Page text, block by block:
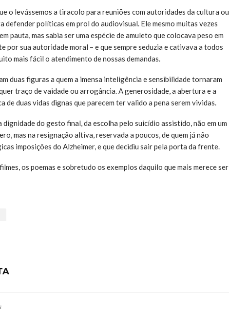
o levássemos a tiracolo para reuniões com autoridades da cultura ou
defender políticas em prol do audiovisual. Ele mesmo muitas vezes
pauta, mas sabia ser uma espécie de amuleto que colocava peso em
por sua autoridade moral – e que sempre seduzia e cativava a todos
mais fácil o atendimento de nossas demandas.
duas figuras a quem a imensa inteligência e sensibilidade tornaram
traço de vaidade ou arrogância. A generosidade, a abertura e a
de duas vidas dignas que parecem ter valido a pena serem vividas.
dignidade do gesto final, da escolha pelo suicídio assistido, não em um
mas na resignação altiva, reservada a poucos, de quem já não
imposições do Alzheimer, e que decidiu sair pela porta da frente.
os poemas e sobretudo os exemplos daquilo que mais merece ser